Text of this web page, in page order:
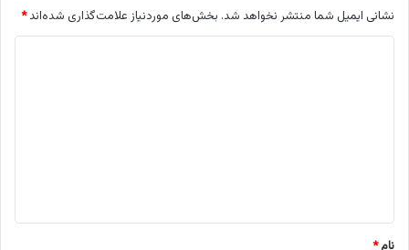
نشانی ایمیل شما منتشر نخواهد شد. بخش‌های موردنیاز علامت‌گذاری شده‌اند*